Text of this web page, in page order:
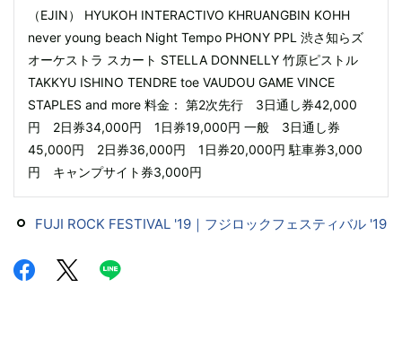
（EJIN） HYUKOH INTERACTIVO KHRUANGBIN KOHH
never young beach Night Tempo PHONY PPL 渋さ知らズ
オーケストラ スカート STELLA DONNELLY 竹原ピストル
TAKKYU ISHINO TENDRE toe VAUDOU GAME VINCE
STAPLES and more 料金： 第2次先行 3日通し券42,000
円 2日券34,000円 1日券19,000円 一般 3日通し券
45,000円 2日券36,000円 1日券20,000円 駐車券3,000
円 キャンプサイト券3,000円
FUJI ROCK FESTIVAL '19｜フジロックフェスティバル '19